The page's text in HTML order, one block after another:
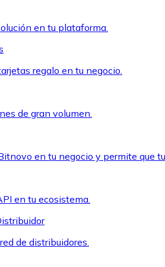
en tu plataforma.
regalo en tu negocio.
de gran volumen.
en tu negocio y permite que
en tu ecosistema.
de distribuidores.